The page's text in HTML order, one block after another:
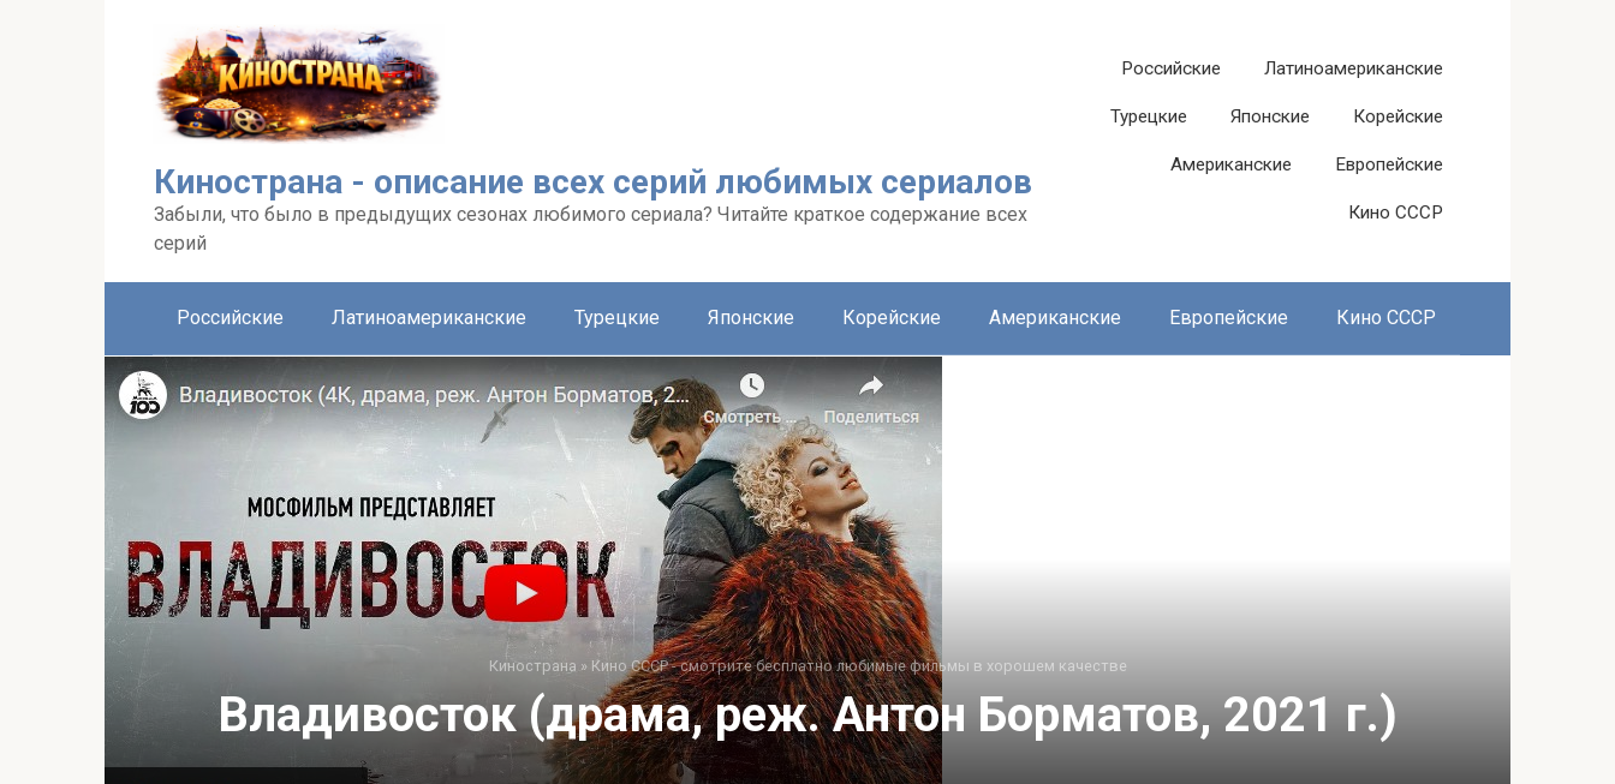
Кинострана - описание всех серий любимых сериалов
Забыли, что было в предыдущих сезонах любимого сериала? Читайте краткое содержание всех
серий
Российские Латиноамериканские
Турецкие Японские Корейские
Американские Европейские
Кино СССР
Российские Латиноамериканские Турецкие Японские Корейские Американские Европейские Кино СССР
Кинострана » Кино СССР - смотрите бесплатно любимые фильмы в хорошем качестве
Владивосток (драма, реж. Антон Борматов, 2021 г.)